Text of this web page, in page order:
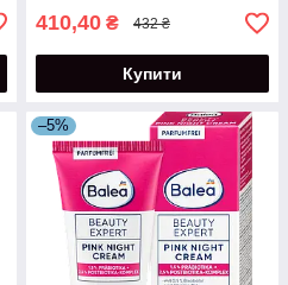
410,40 ₴ 432 ₴
Купити
–5%